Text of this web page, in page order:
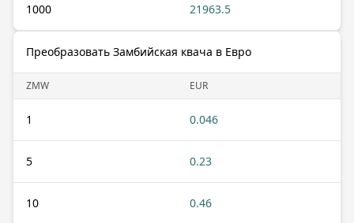
1000 21963.5
Преобразовать Замбийская квача в Евро
ZMW EUR
1 0.046
5 0.23
10 0.46